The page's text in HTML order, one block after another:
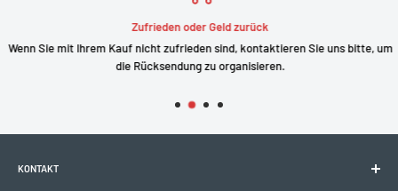
Zufrieden oder Geld zurück
Wenn Sie mit Ihrem Kauf nicht zufrieden sind, kontaktieren Sie uns bitte, um
die Rücksendung zu organisieren.
KONTAKT